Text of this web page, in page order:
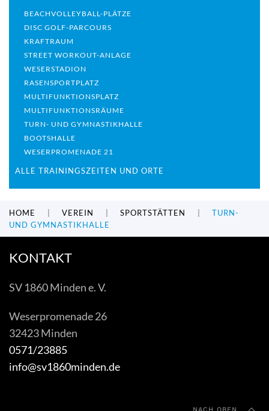
BEACHVOLLEYBALL-PLÄTZE
DISC GOLF-PARCOURS
KRAFTRAUM
STREET WORKOUT-ANLAGE
WESERSTADION
RASENSPORTPLATZ
MULTIFUNKTIONSPLATZ
MULTIFUNKTIONSRÄUME
TURN- UND GYMNASTIKHALLE
BOOTSHALLE
WESERPROMENADE 21
ALLE TRAININGSZEITEN UND ORTE
HOME VEREIN SPORTSTÄTTEN
TURN-
UND GYMNASTIKHALLE
KONTAKT
SV 1860 Minden e. V.
Weserpromenade 26
32423 Minden
0571/23885
info@sv1860minden.de
NACH OBEN